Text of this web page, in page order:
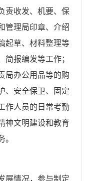
责收发、机要、保
管理局印章、介绍
起草、材料整理等
简报编发等工作；
局办公用品等的购
、安全保卫、固定
作人员的日常考勤
神文明建设和教育
。
展情况，参与制定